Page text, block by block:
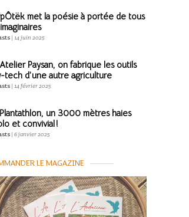
met la poésie à portée de tous
| 14 juin 2025
Paysan, on fabrique les outils
tech d’une autre agri­cul­ture
| 14 février 2025
un 3000 mètres haies
et convi­vial !
| 6 janvier 2025
LE MAGAZINE